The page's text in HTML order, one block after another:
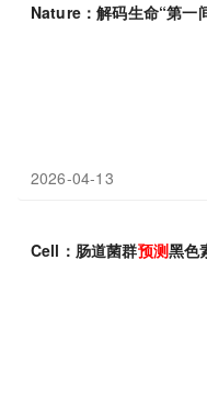
Nature：解码生命“第一
2026-04-13
Cell：肠道菌群预测黑色